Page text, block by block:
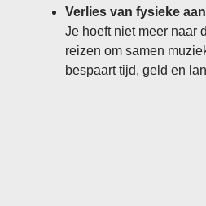
Verlies van fysieke
Je hoeft niet meer naar
reizen om samen
bespaart tijd, geld en